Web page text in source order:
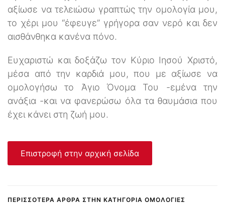
αξίωσε να τελειώσω γραπτώς την ομολογία μου,
το χέρι μου “έφευγε” γρήγορα σαν νερό και δεν
αισθάνθηκα κανένα πόνο.
Ευχαριστώ και δοξάζω τον Κύριο Ιησού Χριστό,
μέσα από την καρδιά μου, που με αξίωσε να
ομολογήσω το Άγιο Όνομα Του -εμένα την
ανάξια -και να φανερώσω όλα τα θαυμάσια που
έχει κάνει στη ζωή μου.
Επιστροφή στην αρχική σελίδα
ΠΕΡΙΣΣΌΤΕΡΑ ΆΡΘΡΑ ΣΤΗΝ ΚΑΤΗΓΟΡΊΑ ΟΜΟΛΟΓΊΕΣ